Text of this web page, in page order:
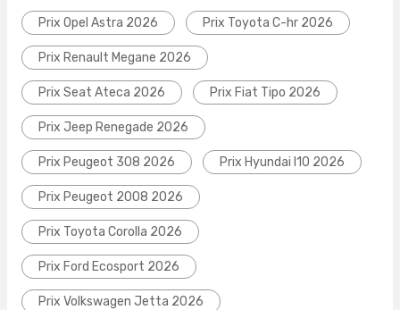
Prix Opel Astra 2026 Prix Toyota C-hr 2026
Prix Renault Megane 2026
Prix Seat Ateca 2026 Prix Fiat Tipo 2026
Prix Jeep Renegade 2026
Prix Peugeot 308 2026 Prix Hyundai I10 2026
Prix Peugeot 2008 2026
Prix Toyota Corolla 2026
Prix Ford Ecosport 2026
Prix Volkswagen Jetta 2026